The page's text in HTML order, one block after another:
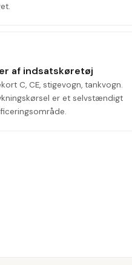
af indsatskøretøj
C, CE, stigevogn, tankvogn.
er et selvstændigt